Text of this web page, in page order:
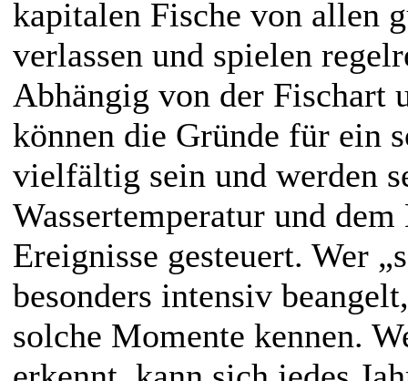
kapitalen Fische von allen
verlassen und spielen
Abhängig von der Fischart
können die Gründe für ein
vielfältig sein und werden
Wassertemperatur und
Ereignisse gesteuert. Wer
besonders intensiv
solche Momente kennen.